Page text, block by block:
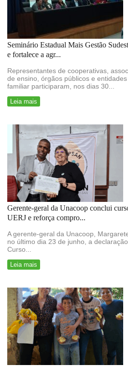
Seminário Estadual Mais Gestão
e fortalece a agr...
Representantes de cooperativas,
de ensino, órgãos públicos e
familiar participaram, nos dias 30...
Leia mais
Gerente-geral da Unacoop conclui
UERJ e reforça compro...
A gerente-geral da Unacoop,
no último dia 23 de junho, a
Curso...
Leia mais